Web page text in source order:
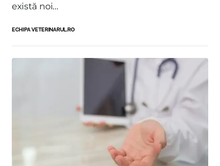
există noi...
ECHIPA VETERINARUL.RO